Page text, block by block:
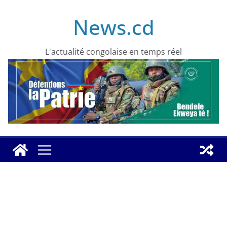
News.cd
L'actualité congolaise en temps réel